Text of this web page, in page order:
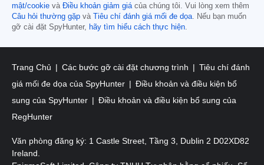
mật/cookie và Điều khoản giảm giá của chúng tôi. Vui lòng xem thêm
Câu hỏi thường gặp và Tiêu chí đánh giá mối đe dọa . Nếu bạn muốn
gỡ cài đặt SpyHunter,
hãy tìm hiểu cách thực hiện
Trang Chủ Các bước gỡ cài đặt chương trình
Tiêu chí đánh
giá mối đe dọa của SpyHunter
Điều khoản và điều kiện bổ
sung của SpyHunter
Điều khoản và điều kiện bổ sung của
RegHunter
Văn phòng đăng ký: 1 Castle Street, Tầng 3, Dublin 2 D02XD82
Ireland.